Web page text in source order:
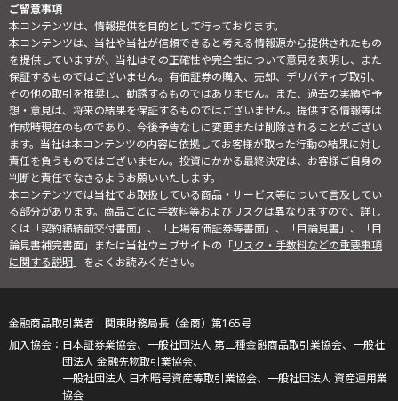
ご留意事項
本コンテンツは、情報提供を目的として行っております。
本コンテンツは、当社や当社が信頼できると考える情報源から提供されたもの
を提供していますが、当社はその正確性や完全性について意見を表明し、また
保証するものではございません。有価証券の購入、売却、デリバティブ取引、
その他の取引を推奨し、勧誘するものではありません。また、過去の実績や予
想・意見は、将来の結果を保証するものではございません。提供する情報等は
作成時現在のものであり、今後予告なしに変更または削除されることがござい
ます。当社は本コンテンツの内容に依拠してお客様が取った行動の結果に対し
責任を負うものではございません。投資にかかる最終決定は、お客様ご自身の
判断と責任でなさるようお願いいたします。
本コンテンツでは当社でお取扱している商品・サービス等について言及してい
る部分があります。商品ごとに手数料等およびリスクは異なりますので、詳し
くは「契約締結前交付書面」、「上場有価証券等書面」、「目論見書」、「目
論見書補完書面」または当社ウェブサイトの「リスク・手数料などの重要事項
に関する説明」をよくお読みください。
金融商品取引業者 関東財務局長（金商）第165号
日本証券業協会、一般社団法人 第二種金融商品取引業協会、一般社
団法人 金融先物取引業協会、
一般社団法人 日本暗号資産等取引業協会、一般社団法人 資産運用業
協会